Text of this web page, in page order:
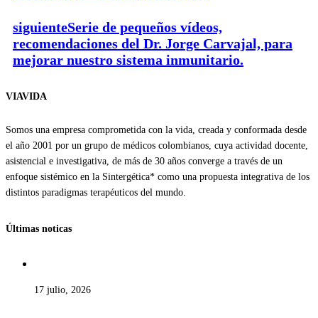
siguienteSerie de pequeños vídeos,
recomendaciones del Dr. Jorge Carvajal, para
mejorar nuestro sistema inmunitario.
VIAVIDA
Somos una empresa comprometida con la vida, creada y conformada desde
el año 2001 por un grupo de médicos colombianos, cuya actividad docente,
asistencial e investigativa, de más de 30 años converge a través de un
enfoque sistémico en la Sintergética* como una propuesta integrativa de los
distintos paradigmas terapéuticos del mundo.
Últimas noticas
17 julio, 2026